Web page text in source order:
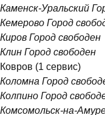
Каменск-Уральский
Кемерово Город
Киров Город свободен
Клин Город свободен
Ковров (1 сервис)
Коломна Город
Колпино Город
Комсомольск-на-